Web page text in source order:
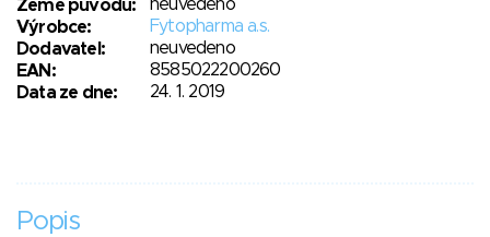
Země původu:
neuvedeno
Výrobce:
Fytopharma a.s.
Dodavatel:
neuvedeno
EAN:
8585022200260
Data ze dne:
24. 1. 2019
Popis